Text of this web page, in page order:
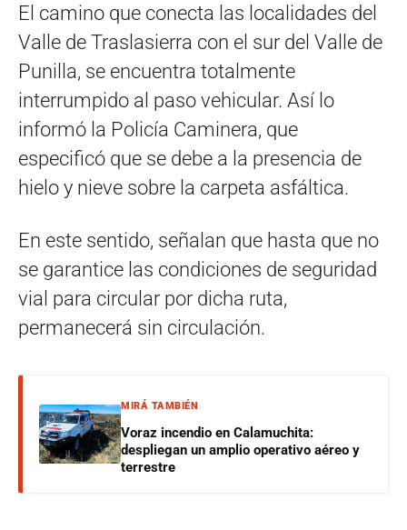
El camino que conecta las localidades del
Valle de Traslasierra con el sur del Valle de
Punilla, se encuentra totalmente
interrumpido al paso vehicular. Así lo
informó la Policía Caminera, que
especificó que se debe a la presencia de
hielo y nieve sobre la carpeta asfáltica.
En este sentido, señalan que hasta que no
se garantice las condiciones de seguridad
vial para circular por dicha ruta,
permanecerá sin circulación.
MIRÁ TAMBIÉN
Voraz incendio en Calamuchita:
despliegan un amplio operativo aéreo y
terrestre